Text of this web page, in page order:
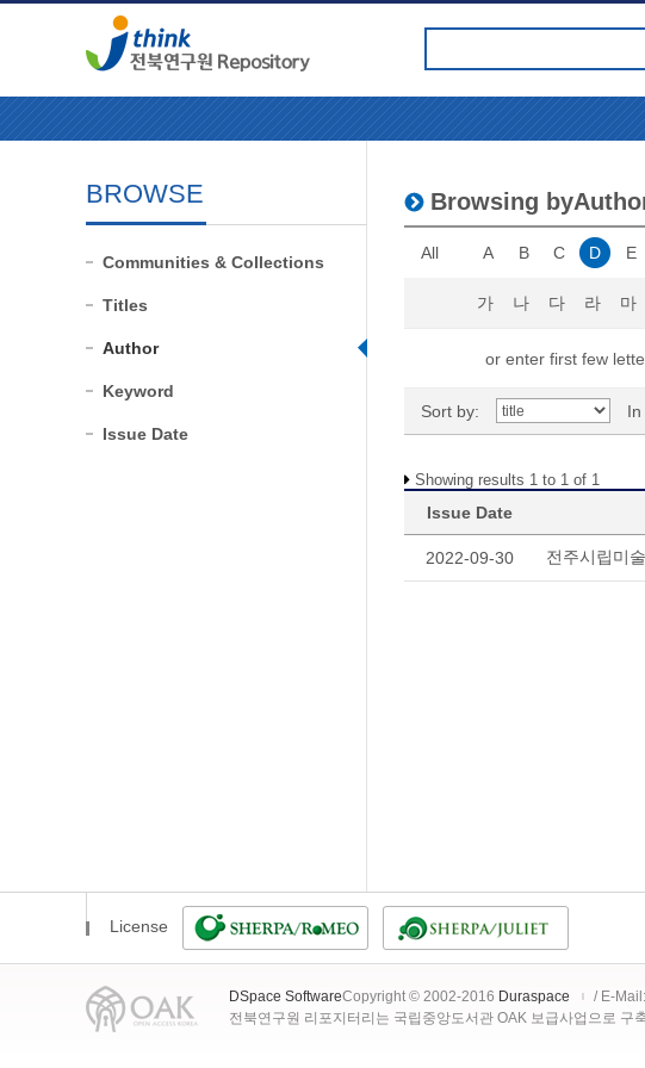
BROWSE
Communities & Collections
Titles
Author
Keyword
Issue Date
Browsing
All A B C D E
가 나 다 라 마
or enter first few
Sort by:
Showing results 1 to 1 of 1
Issue Date
2022-09-30 전주시립미
License
DSpace SoftwareCopyright © 2002-2016 Duraspace
/ E-
전북연구원 리포지터리는 국립중앙도서관 OAK 보급사업으로 구